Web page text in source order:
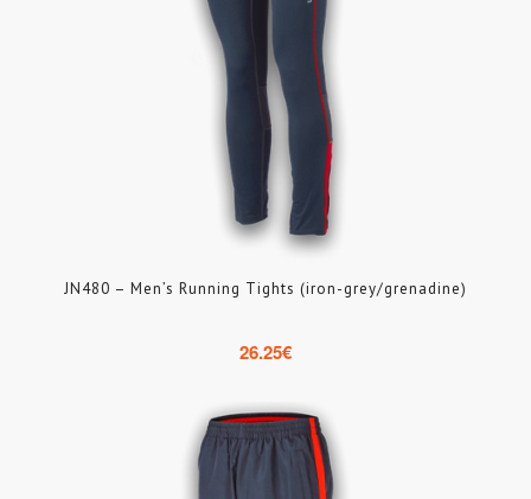
JN480 – Men’s Running Tights (iron-grey/grenadine)
26.25€